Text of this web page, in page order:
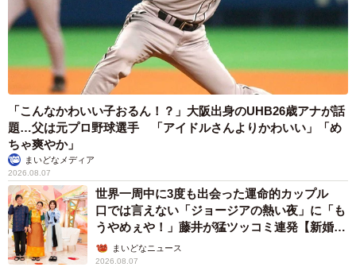
「こんなかわいい子おるん！？」大阪出身のUHB26歳アナが話
題…父は元プロ野球選手 「アイドルさんよりかわいい」「め
ちゃ爽やか」
まいどなメディア
2026.08.07
世界一周中に3度も出会った運命的カップル
口では言えない「ジョージアの熱い夜」に「も
うやめぇや！」藤井が猛ツッコミ連発【新婚さ
ん】まいどなニュース
2026.08.07